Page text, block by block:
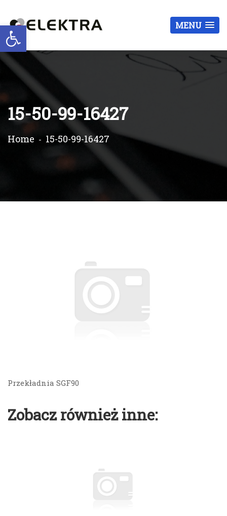
Otwórz pasek narzędzi MENU
15-50-99-16427
Home 15-50-99-16427
Przekładnia SGF90
Zobacz również inne: